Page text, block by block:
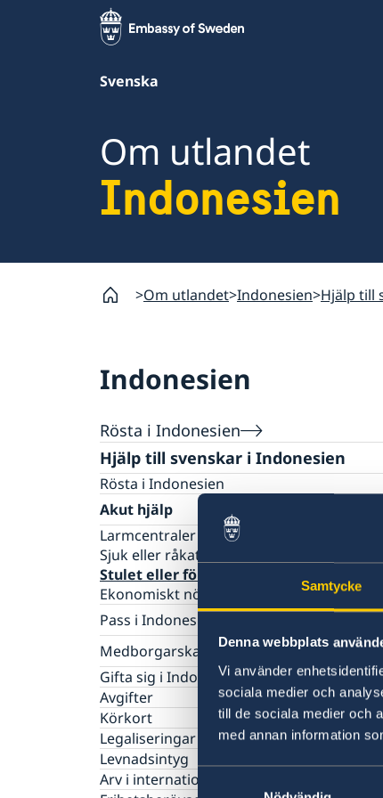
Samtycke
Denna webbplats
Vi använder
sociala medier och
till de sociala medier och
med annan information
Samtyckesval
Svenska
Om utlandet
Indonesien
Om utlandet Indonesien Hjälp till
Indonesien
Rösta i Indonesien
Hjälp till svenskar i Indonesien
Rösta i Indonesien
Akut hjälp
Larmcentraler
Sjuk eller råkat ut för en olycka
Stulet eller förlorat bank-/kreditkort
Ekonomiskt nödställd
Pass i Indonesien
Förlust av pass
Förnyelse av pass
Nationellt id-kort
Samordningsnummer
Ansökan om pass för minderårig
Medborgarskap
Om svenskt medborgarskap
Dubbelt medborgarskap
Registrera nyfödd utomlands
Utredning av svenskt medborgarskap
Gifta sig i Indonesien
Avgifter
Körkort
Legaliseringar och intyg
Levnadsintyg
Arv i internationella situationer i